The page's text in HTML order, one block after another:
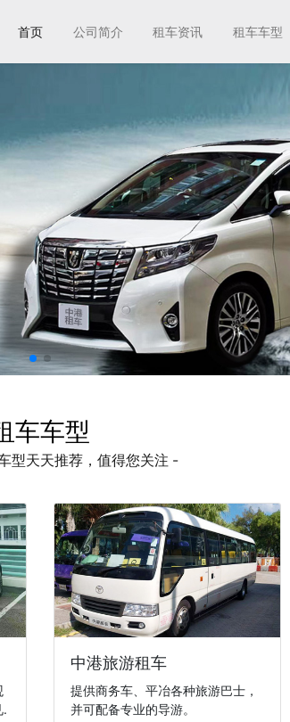
首页 公司简介 租车资讯 租车车型
车车型
型天天推荐，值得您关注 -
.
中港旅游租车
提供商务车、平冶各种旅游巴士，
并可配备专业的导游。